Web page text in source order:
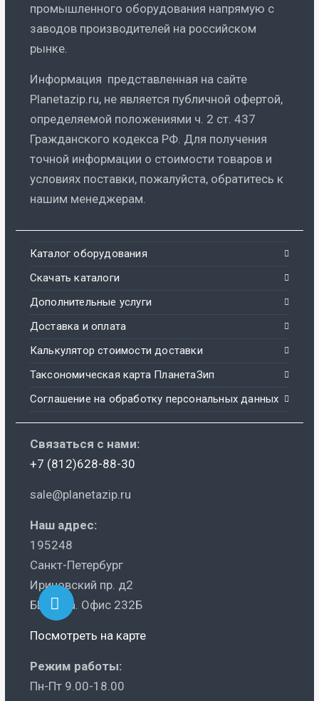
промышленного оборудования напрямую с
заводов производителей на российском
рынке.
Информация представленная на сайте
Planetazip.ru, не является публичной офертой,
определяемой положениями ч. 2 ст. 437
Гражданского кодекса РФ. Для получения
точной информации о стоимости товаров и
условиях поставки, пожалуйста, обратитесь к
нашим менеджерам.
Каталог оборудования
Скачать каталоги
Дополнительные услуги
Доставка и оплата
Калькулятор стоимости доставки
Таксономическая карта ПланетаЗип
Соглашение на обработку персональных данных
Связаться с нами:
+7 (812)628-88-30
sale@planetazip.ru
Наш адрес:
195248
Санкт-Петербург
Ириновский пр. д2
БЦ Ника. Офис 232Б
Посмотреть на карте
Режим работы:
Пн-Пт 9.00-18.00